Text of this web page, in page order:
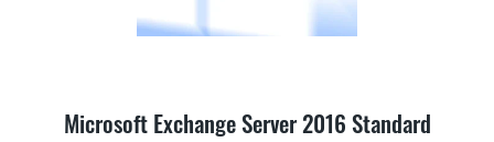
Microsoft Exchange Server 2016 Standard